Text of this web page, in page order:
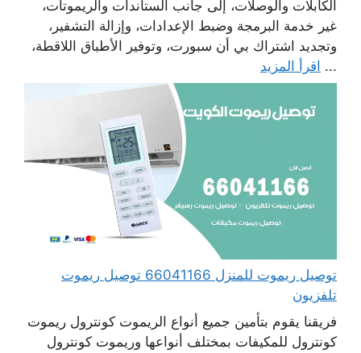
الكابلات والوصلات، إلى جانب الستاندات والريموتات،
غير خدمة البرمجة وضبط الإعدادات، وإزالة التشفير،
وتجديد اشتراك بي أن سبورت، وتوفير الأطباق اللاقطة،
... اقرأ المزيد
توصيل ريموت للمنزل 66041166 توصيل ريموت
تلفزيون
فريقنا يقوم بتأمين جميع أنواع الريموت كونترول ريموت
كونترول للمكيفات بمختلف أنواعها وريموت كونترول